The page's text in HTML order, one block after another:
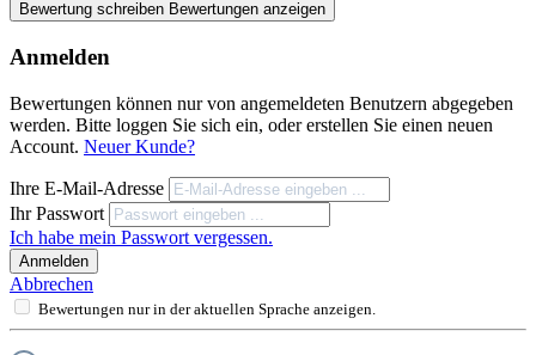
Bewertung schreiben Bewertungen anzeigen
Anmelden
Bewertungen können nur von angemeldeten Benutzern abgegeben
werden. Bitte loggen Sie sich ein, oder erstellen Sie einen neuen
Account. Neuer Kunde?
Ihre E-Mail-Adresse
Ihr Passwort
Ich habe mein Passwort vergessen.
Anmelden
Abbrechen
Bewertungen nur in der aktuellen Sprache anzeigen.